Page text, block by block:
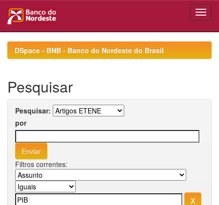
navigationDSpace - BNB - Banco do Nordeste do Brasil
Pesquisar
Pesquisar:
por
Filtros correntes: